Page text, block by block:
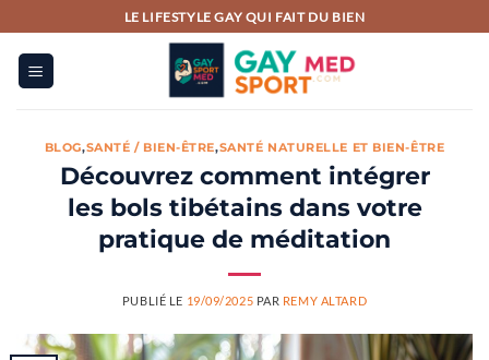
au
contenu
LE LIFESTYLE GAY QUI FAIT DU BIEN
BLOG,SANTÉ / BIEN-ÊTRE,SANTÉ NATURELLE ET BIEN-ÊTRE
Découvrez comment intégrer
les bols tibétains dans votre
pratique de méditation
PUBLIÉ LE 19/09/2025 PAR REMY ALTARD